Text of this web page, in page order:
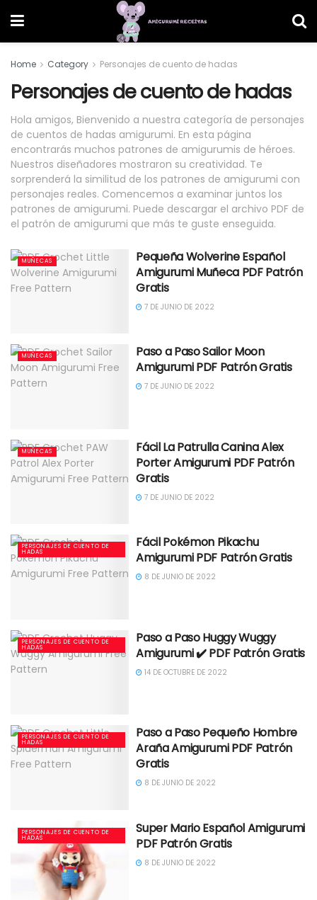
Home Category Personajes de cuento de hadas
Personajes de cuento de hadas
Hola amigos, Bienvenido a nuestra categoría de personajes
de cuentos de hadas amigurumi. En esta página
encontrarás muchos patrones de amigurumis de héroes.
Nuestros diseñadores mostraron su creatividad. Te
sorprenderá la similitud de los patrones de amigurumi con
personajes reales. Comencemos a examinar juntos los
patrones de amigurumi. Puede descargar el archivo PDF de
el patrón de amigurumi que más te guste enseguida.
MUÑECAS
Pequeña Wolverine Español
Amigurumi Muñeca PDF Patrón
Gratis
7 DE JUNIO DE 2022
MUÑECAS
Paso a Paso Sailor Moon
Amigurumi PDF Patrón Gratis
7 DE JUNIO DE 2022
MUÑECAS
Fácil La Patrulla Canina Alex
Porter Amigurumi PDF Patrón
Gratis
7 DE JUNIO DE 2022
PERSONAJES DE CUENTO DE
HADAS
Fácil Pokémon Pikachu
Amigurumi PDF Patrón Gratis
8 DE JUNIO DE 2022
PERSONAJES DE CUENTO DE
HADAS
Paso a Paso Huggy Wuggy
Amigurumi ✔️ PDF Patrón Gratis
14 DE OCTUBRE DE 2022
PERSONAJES DE CUENTO DE
HADAS
Paso a Paso Pequeño Hombre
Araña Amigurumi PDF Patrón
Gratis
8 DE JUNIO DE 2022
PERSONAJES DE CUENTO DE
HADAS
Super Mario Español Amigurumi
PDF Patrón Gratis
8 DE JUNIO DE 2022